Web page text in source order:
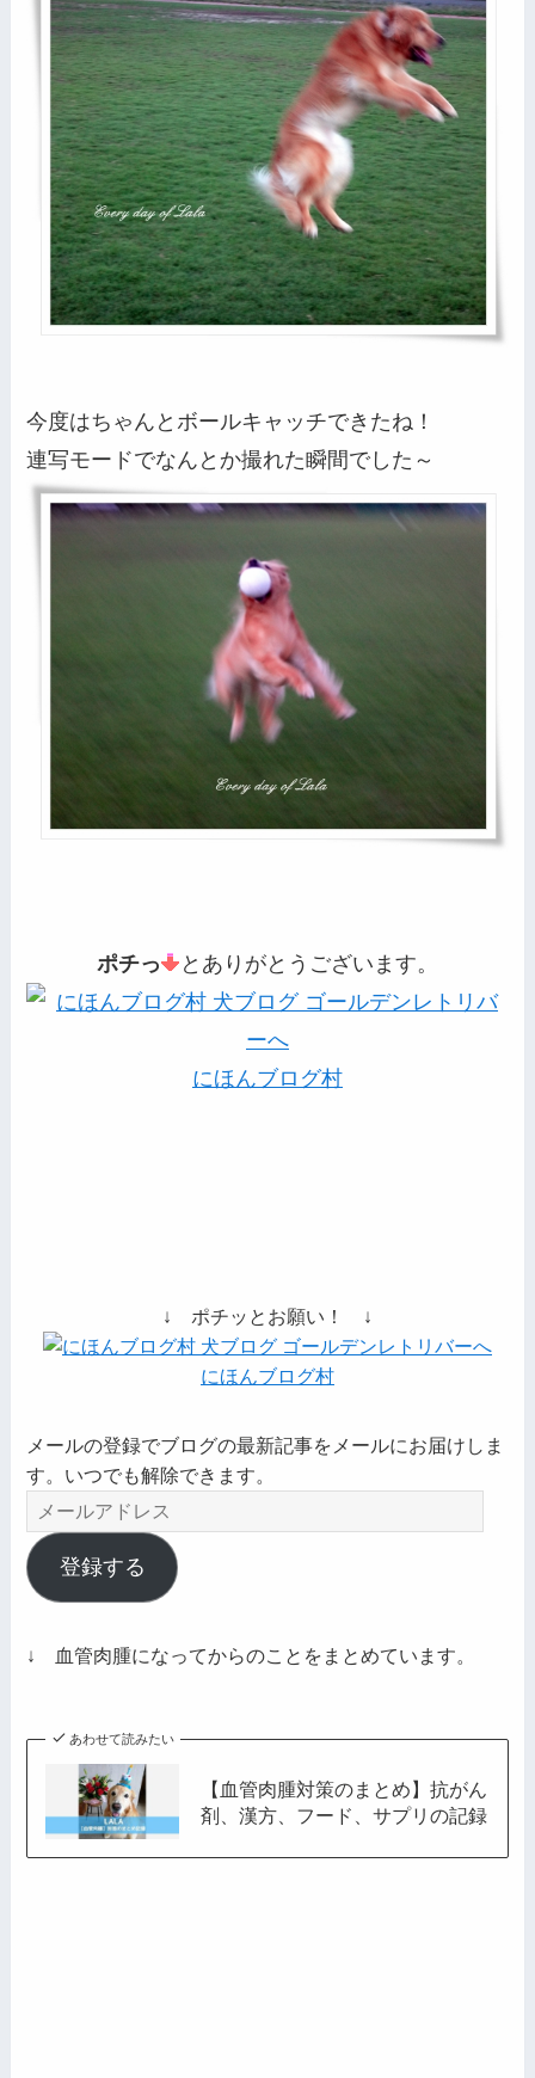
今度はちゃんとボールキャッチできたね！
連写モードでなんとか撮れた瞬間でした～
ポチっ とありがとうございます。
にほんブログ村
↓ ポチッとお願い！ ↓
にほんブログ村
メールの登録でブログの最新記事をメールにお届けしま
す。いつでも解除できます。
メ
ー
ル
ア
レ
登録する
↓ 血管肉腫になってからのことをまとめています。
あわせて読みたい
【血管肉腫対策のまとめ】抗がん
剤、漢方、フード、サプリの記録